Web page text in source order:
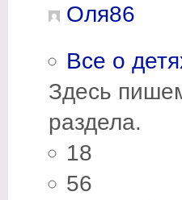
Оля86
Все о
Здесь
раздела.
18
56